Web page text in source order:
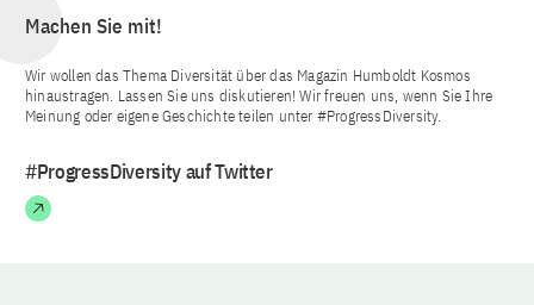
Machen Sie mit!
Wir wollen das Thema Diversität über das Magazin Humboldt Kosmos
hinaustragen. Lassen Sie uns diskutieren! Wir freuen uns, wenn Sie Ihre
Meinung oder eigene Geschichte teilen unter #ProgressDiversity.
#ProgressDiversity auf Twitter